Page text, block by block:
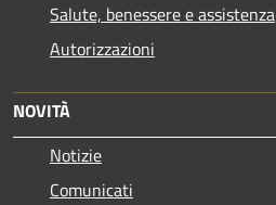
Salute, benessere e assistenza
Autorizzazioni
NOVITÀ
Notizie
Comunicati